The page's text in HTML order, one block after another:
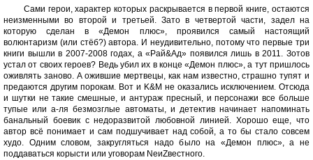
Сами герои, характер которых раскрывается в первой книге, остаются
неизменными во второй и третьей. Зато в четвертой части, задел на
которую сделан в «Демон плюс», проявился самый настоящий
волюнтаризм (или стёб?) автора. И неудивительно, потому что первые три
книги вышли в 2007-2008 годах, а «Рай&Ад» появился лишь в 2011. Зотов
устал от своих героев? Ведь убил их в конце «Демон плюс», а тут пришлось
оживлять заново. А ожившие мертвецы, как нам известно, страшно тупят и
предаются другим порокам. Вот и K&M не оказались исключением. Отсюда
и шутки не такие смешные, и антураж пресный, и персонажи все больше
тупые или а-ля безмозглые автоматы, и детектив начинает напоминать
банальный боевик с недоразвитой любовной линией. Хорошо еще, что
автор всё понимает и сам подшучивает над собой, а то бы стало совсем
худо. Одним словом, закругляться надо было на «Демон плюс», а не
поддаваться корысти или уговорам NеиZвестного.